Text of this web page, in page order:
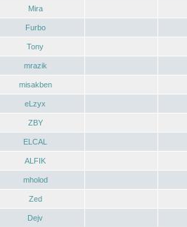
Mira
Furbo
Tony
mrazik
misakben
eLzyx
ZBY
ELCAL
ALFIK
mholod
Zed
Dejv